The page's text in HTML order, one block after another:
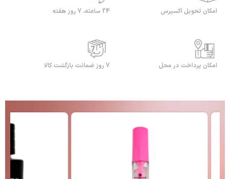
امکان تحویل اکسپرس 24 ساعته، 7 روز هفته
امکان پرداخت در محل 7 روز ضمانت بازگشت کالا